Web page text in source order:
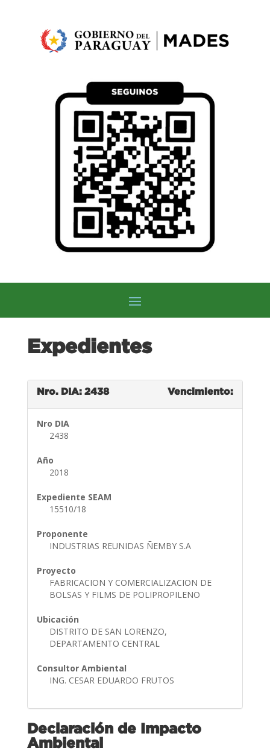
Expedientes
Nro. DIA: 2438 Vencimiento:
Nro DIA
2438
Año
2018
Expediente SEAM
15510/18
Proponente
INDUSTRIAS REUNIDAS ÑEMBY S.A
Proyecto
FABRICACION Y COMERCIALIZACION DE
BOLSAS Y FILMS DE POLIPROPILENO
Ubicación
DISTRITO DE SAN LORENZO,
DEPARTAMENTO CENTRAL
Consultor Ambiental
ING. CESAR EDUARDO FRUTOS
Declaración de Impacto
Ambiental